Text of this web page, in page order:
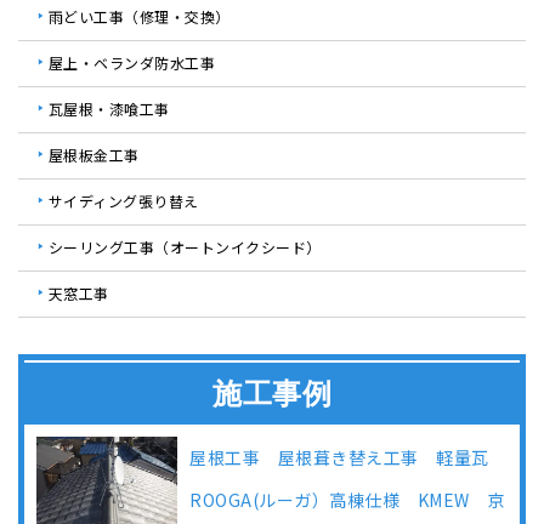
雨どい工事（修理・交換）
屋上・ベランダ防水工事
瓦屋根・漆喰工事
屋根板金工事
サイディング張り替え
シーリング工事（オートンイクシード）
天窓工事
施工事例
屋根工事 屋根葺き替え工事 軽量瓦
ROOGA(ルーガ）高棟仕様 KMEW 京